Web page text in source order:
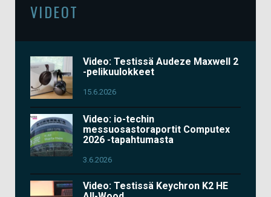
VIDEOT
Video: Testissä Audeze Maxwell 2
-pelikuulokkeet
15.6.2026
Video: io-techin
messuosastoraportit Computex
2026 -tapahtumasta
3.6.2026
Video: Testissä Keychron K2 HE